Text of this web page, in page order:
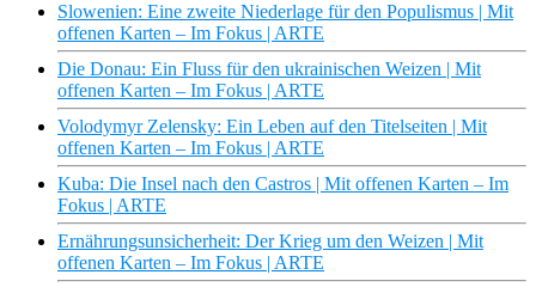
Slowenien: Eine zweite Niederlage für den Populismus | Mit
offenen Karten – Im Fokus | ARTE
Die Donau: Ein Fluss für den ukrainischen Weizen | Mit
offenen Karten – Im Fokus | ARTE
Volodymyr Zelensky: Ein Leben auf den Titelseiten | Mit
offenen Karten – Im Fokus | ARTE
Kuba: Die Insel nach den Castros | Mit offenen Karten – Im
Fokus | ARTE
Ernährungsunsicherheit: Der Krieg um den Weizen | Mit
offenen Karten – Im Fokus | ARTE